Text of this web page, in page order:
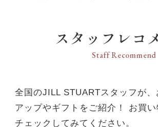
スタッフレコ
Staff Recommend
全国のJILL STUARTスタッフが、
アップやギフトをご紹介！ お買
チェックしてみてください。